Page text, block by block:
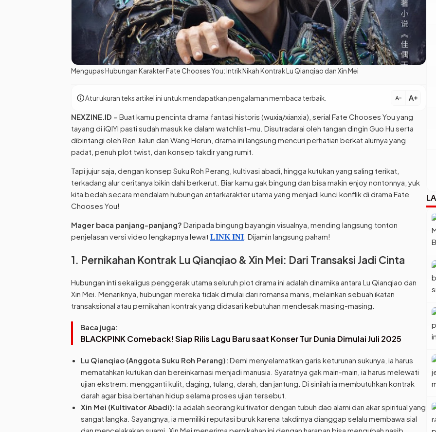
Mengupas Hubungan Karakter Fate Chooses You: Intrik Nikah Kontrak Lu Qianqiao dan Xin Mei
infoAtur ukuran teks artikel ini untuk mendapatkan pengalaman membaca terbaik. text_decrease text_increase
NEXZINE.ID – Buat kamu pencinta drama fantasi historis (wuxia/xianxia), serial Fate Chooses You yang
tayang di iQIYI pasti sudah masuk ke dalam watchlist-mu. Disutradarai oleh tangan dingin Guo Hu serta
dibintangi oleh Ren Jialun dan Wang Herun, drama ini langsung mencuri perhatian berkat alurnya yang
padat, penuh plot twist, dan konsep takdir yang rumit.
Tapi jujur saja, dengan konsep Suku Roh Perang, kultivasi abadi, hingga kutukan yang saling terikat,
terkadang alur ceritanya bikin dahi berkerut. Biar kamu gak bingung dan bisa makin enjoy nontonnya, yuk
kita bedah secara mendalam hubungan antarkarakter utama yang menjadi kunci konflik di drama Fate
Chooses You!
Mager baca panjang-panjang? Daripada bingung bayangin visualnya, mending langsung tonton
penjelasan versi video lengkapnya lewat LINK INI . Dijamin langsung paham!
1. Pernikahan Kontrak Lu Qianqiao & Xin Mei: Dari Transaksi Jadi Cinta
Hubungan inti sekaligus penggerak utama seluruh plot drama ini adalah dinamika antara Lu Qianqiao dan
Xin Mei. Menariknya, hubungan mereka tidak dimulai dari romansa manis, melainkan sebuah ikatan
transaksional atau pernikahan kontrak yang didasari kebutuhan mendesak masing-masing.
Baca juga:
BLACKPINK Comeback! Siap Rilis Lagu Baru saat Konser Tur Dunia Dimulai Juli 2025
Lu Qianqiao (Anggota Suku Roh Perang): Demi menyelamatkan garis keturunan sukunya, ia harus
mematahkan kutukan dan bereinkarnasi menjadi manusia. Syaratnya gak main-main, ia harus melewati
ujian ekstrem: mengganti kulit, daging, tulang, darah, dan jantung. Di sinilah ia membutuhkan kontrak
darah agar bisa bertahan hidup selama proses ujian tersebut.
Xin Mei (Kultivator Abadi): Ia adalah seorang kultivator dengan tubuh dao alami dan akar spiritual yang
sangat langka. Sayangnya, ia memiliki reputasi buruk karena takdirnya dianggap selalu membawa sial